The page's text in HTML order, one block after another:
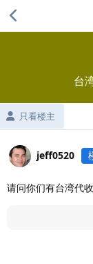
台
只看楼主
jeff0520
请问你们有台湾代